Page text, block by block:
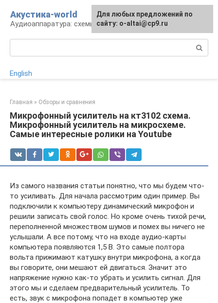
контенту
Акустика-world
Аудиоаппаратура: схемы и работа
English
Главная » Обзоры и сравнения
Микрофонный усилитель на кт3102 схема.
Микрофонный усилитель на микросхеме.
Самые интересные ролики на Youtube
Из самого названия статьи понятно, что мы будем что-
то усиливать. Для начала рассмотрим один пример. Вы
подключили к компьютеру динамический микрофон и
решили записать свой голос. Но кроме очень тихой речи,
переполненной множеством шумов и помех вы ничего не
услышали. А все потому, что на входе аудио-карты
компьютера появляются 1,5 В. Это самые полтора
вольта прижимают катушку внутри микрофона, а когда
вы говорите, они мешают ей двигаться. Значит это
напряжение нужно как-то убрать и усилить сигнал. Для
этого мы и сделаем предварительный усилитель. То
есть, звук с микрофона попадет в компьютер уже
Для любых предложений по
сайту: o-altai@cp9.ru